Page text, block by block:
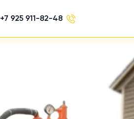
+7 925 911-82-48